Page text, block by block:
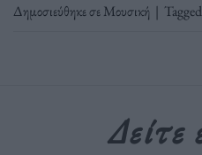
Δημοσιεύθηκε σεΜουσική | Tagged
Δείτε